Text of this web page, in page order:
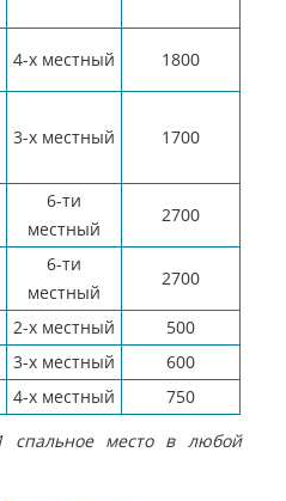
4-х местный 1800
3-х местный 1700
6-ти
местный
2700
6-ти
местный
2700
2-х местный
500
3-х местный
600
4-х местный
750
спальное место в любой